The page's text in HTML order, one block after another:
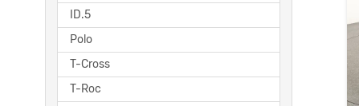
ID.5
Polo
T-Cross
T-Roc